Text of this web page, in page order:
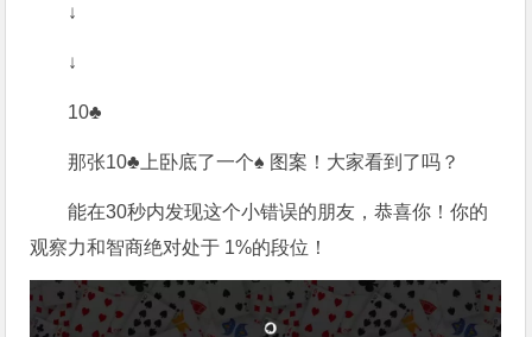
↓
↓
10♣
那张10♣上卧底了一个♠ 图案！大家看到了吗？
能在30秒内发现这个小错误的朋友，恭喜你！你的
观察力和智商绝对处于 1%的段位！